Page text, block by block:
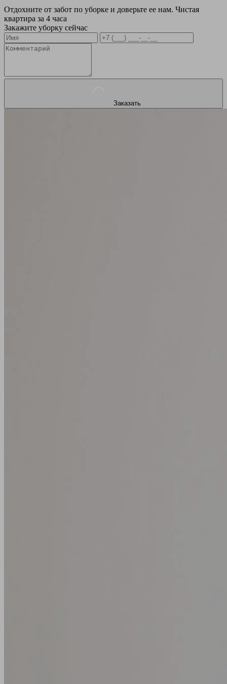
Отдохните от забот по уборке и доверьте ее нам. Чистая
квартира за 4 часа
Закажите уборку сейчас
Заказать